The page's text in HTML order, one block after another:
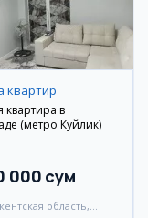
квартир
квартира в
(метро Куйлик)
000 сум
область,